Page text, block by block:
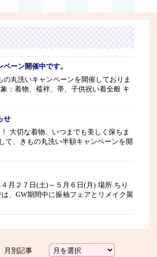
ーン開催中です。
丸洗いキャンペーンを開催しておりま
：着物、襦袢、帯、子供祝い着全般 キ
せ
大切な着物、いつまでも美しく保ちま
て、きもの丸洗い半額キャンペーンを開
月２７日(土)～５月６日(月) 場所 ちり
、GW期間中に振袖フェアとリメイク展
月別記事